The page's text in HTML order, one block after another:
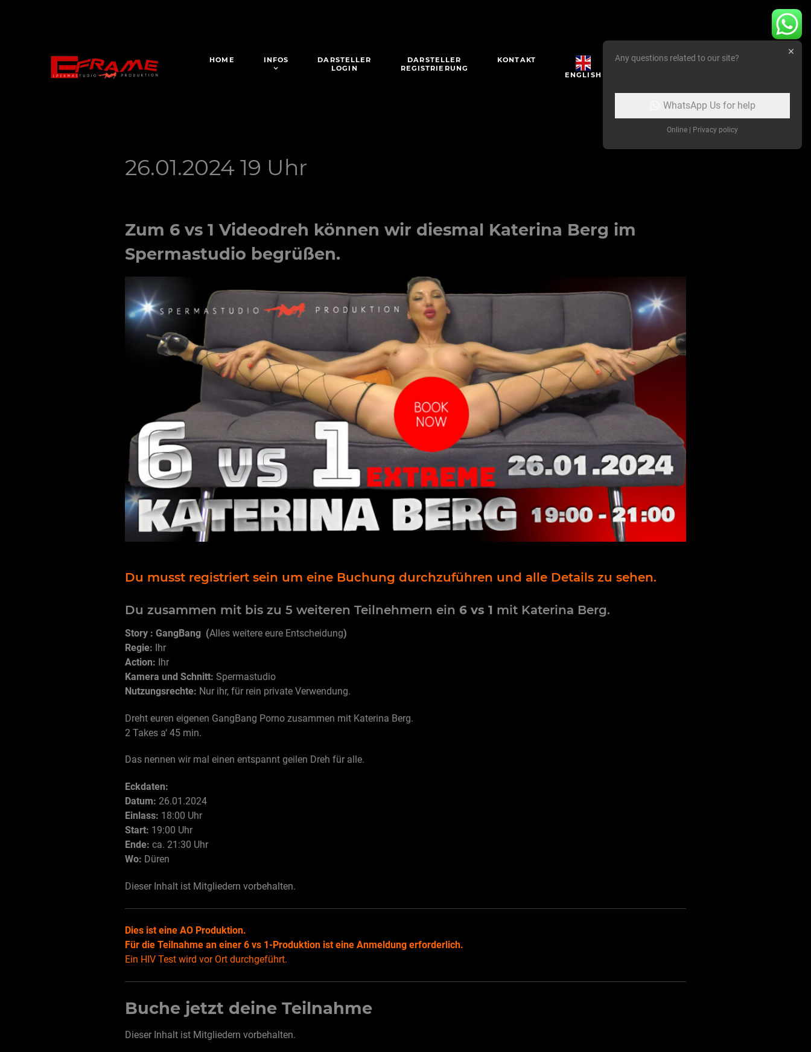
HOME INFOS
DARSTELLER
LOGIN
DARSTELLER
REGISTRIERUNG
KONTAKT
ENGLISH
26.01.2024 19 Uhr
Zum 6 vs 1 Videodreh können wir diesmal Katerina Berg im
Spermastudio begrüßen.
Du musst registriert sein um eine Buchung durchzuführen und alle Details zu sehen.
Du zusammen mit bis zu 5 weiteren Teilnehmern ein 6 vs 1 mit Katerina Berg.
Story : GangBang (Alles weitere eure Entscheidung)
Regie: Ihr
Action: Ihr
Kamera und Schnitt: Spermastudio
Nutzungsrechte: Nur ihr, für rein private Verwendung.
Dreht euren eigenen GangBang Porno zusammen mit Katerina Berg.
2 Takes a‘ 45 min.
Das nennen wir mal einen entspannt geilen Dreh für alle.
Eckdaten:
Datum: 26.01.2024
Einlass: 18:00 Uhr
Start: 19:00 Uhr
Ende: ca. 21:30 Uhr
Wo: Düren
Dieser Inhalt ist Mitgliedern vorbehalten.
Dies ist eine AO Produktion.
Für die Teilnahme an einer 6 vs 1-Produktion ist eine Anmeldung erforderlich.
Ein HIV Test wird vor Ort durchgeführt.
Buche jetzt deine Teilnahme
Dieser Inhalt ist Mitgliedern vorbehalten.
Any questions related to our site?
WhatsApp Us for help
Online | Privacy policy